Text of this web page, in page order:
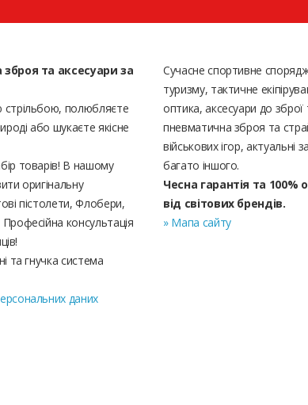
зброя та аксесуари за
полюбляєте
або шукаєте якісне
товарів! В нашому
оригінальну
пістолети, Флобери,
консультація
та гнучка система
даних
Сучасне спортивне
туризму, тактичне
оптика, аксесуари до зброї
пневматична зброя та
військових ігор,
багато іншого.
Чесна гарантія та 100%
від світових брендів.
» Мапа сайту